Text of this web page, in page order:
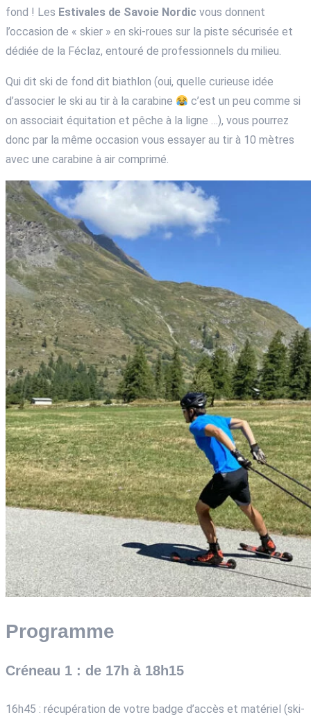
fond ! Les Estivales de Savoie Nordic vous donnent
l’occasion de « skier » en ski-roues sur la piste sécurisée et
dédiée de la Féclaz, entouré de professionnels du milieu.
Qui dit ski de fond dit biathlon (oui, quelle curieuse idée
d’associer le ski au tir à la carabine
c’est un peu comme si
on associait équitation et pêche à la ligne …), vous pourrez
donc par la même occasion vous essayer au tir à 10 mètres
avec une carabine à air comprimé.
Programme
Créneau 1 : de 17h à 18h15
16h45 : récupération de votre badge d’accès et matériel (ski-